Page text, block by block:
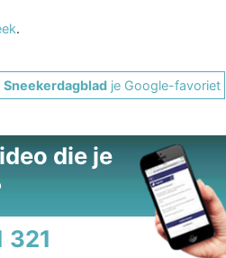
.
Sneekerdagblad je Google-favoriet
die je
321